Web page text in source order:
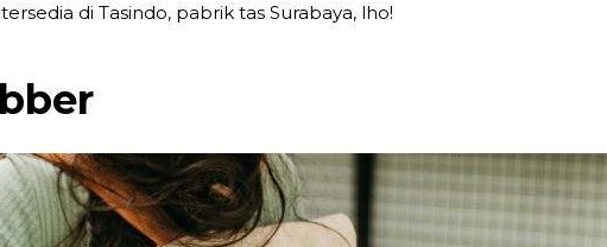
di Tasindo, pabrik tas Surabaya, lho!